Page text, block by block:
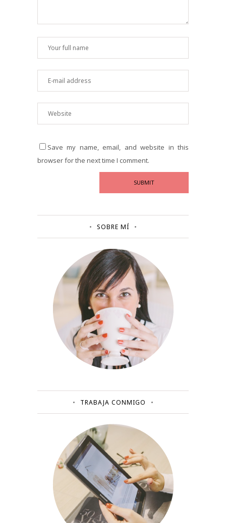
Save my name, email, and website in this
browser for the next time I comment.
SOBRE MÍ
TRABAJA CONMIGO